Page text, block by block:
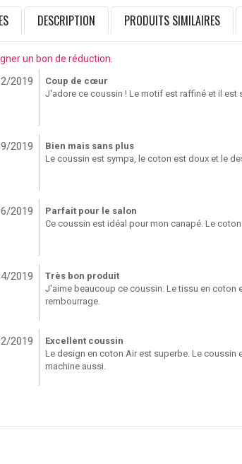
DESCRIPTION PRODUITS SIMILAIRES
un bon de réduction.
2019
Coup de cœur
J'adore ce coussin ! Le motif est raffiné et il est
2019
Bien mais sans plus
Le coussin est sympa, le coton est doux et le
2019
Parfait pour le salon
Ce coussin est idéal pour mon canapé. Le
2019
Très bon produit
J'aime beaucoup ce coussin. Le tissu en coton
rembourrage.
2019
Excellent coussin
Le design en coton Air est superbe. Le coussin
machine aussi.